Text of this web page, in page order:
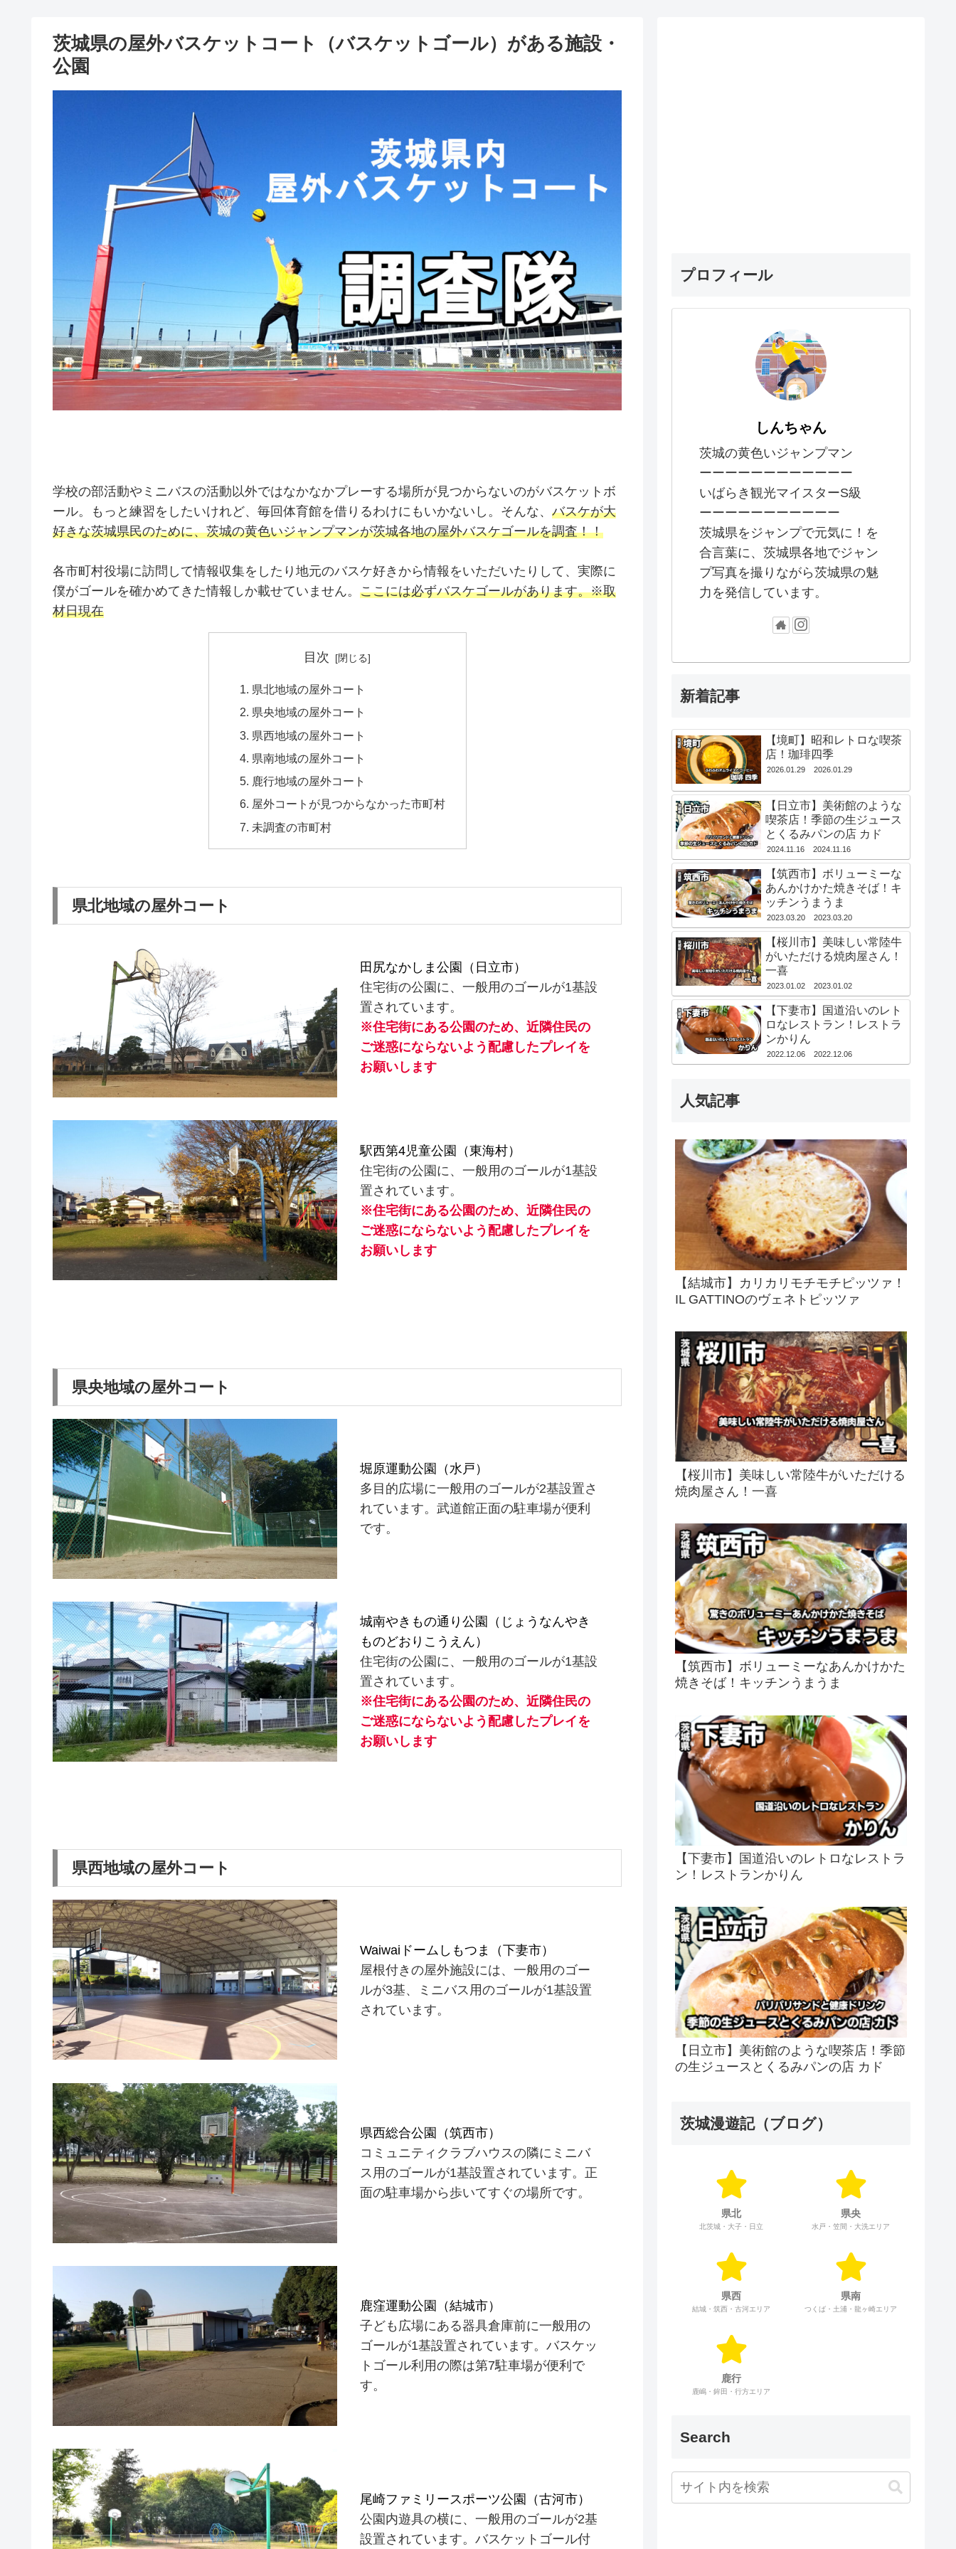
茨城県の屋外バスケットコート（バスケットゴール）がある施設・
公園
学校の部活動やミニバスの活動以外ではなかなかプレーする場所が見つからないのがバスケットボ
ール。もっと練習をしたいけれど、毎回体育館を借りるわけにもいかないし。そんな、 バスケが大
好きな茨城県民のために、茨城の黄色いジャンプマンが茨城各地の屋外バスケゴールを調査！！
各市町村役場に訪問して情報収集をしたり地元のバスケ好きから情報をいただいたりして、実際に
僕がゴールを確かめてきた情報しか載せていません。 ここには必ずバスケゴールがあります。※取
材日現在
目次
県北地域の屋外コート
県央地域の屋外コート
県西地域の屋外コート
県南地域の屋外コート
鹿行地域の屋外コート
屋外コートが見つからなかった市町村
未調査の市町村
県北地域の屋外コート
田尻なかしま公園（日立市）
住宅街の公園に、一般用のゴールが1基設
置されています。
※住宅街にある公園のため、近隣住民の
ご迷惑にならないよう配慮したプレイを
お願いします
駅西第4児童公園（東海村）
住宅街の公園に、一般用のゴールが1基設
置されています。
※住宅街にある公園のため、近隣住民の
ご迷惑にならないよう配慮したプレイを
お願いします
県央地域の屋外コート
堀原運動公園（水戸）
多目的広場に一般用のゴールが2基設置さ
れています。武道館正面の駐車場が便利
です。
城南やきもの通り公園（じょうなんやき
ものどおりこうえん）
住宅街の公園に、一般用のゴールが1基設
置されています。
※住宅街にある公園のため、近隣住民の
ご迷惑にならないよう配慮したプレイを
お願いします
県西地域の屋外コート
Waiwaiドームしもつま（下妻市）
屋根付きの屋外施設には、一般用のゴー
ルが3基、ミニバス用のゴールが1基設置
されています。
県西総合公園（筑西市）
コミュニティクラブハウスの隣にミニバ
ス用のゴールが1基設置されています。正
面の駐車場から歩いてすぐの場所です。
鹿窪運動公園（結城市）
子ども広場にある器具倉庫前に一般用の
ゴールが1基設置されています。バスケッ
トゴール利用の際は第7駐車場が便利で
す。
尾崎ファミリースポーツ公園（古河市）
公園内遊具の横に、一般用のゴールが2基
設置されています。バスケットゴール付
プロフィール
しんちゃん
茨城の黄色いジャンプマン
ーーーーーーーーーーーー
いばらき観光マイスターS級
ーーーーーーーーーーー
茨城県をジャンプで元気に！を
合言葉に、茨城県各地でジャン
プ写真を撮りながら茨城県の魅
力を発信しています。
新着記事
【境町】昭和レトロな喫茶
店！珈琲四季
2026.01.29 2026.01.29
【日立市】美術館のような
喫茶店！季節の生ジュース
とくるみパンの店 カド
2024.11.16 2024.11.16
【筑西市】ボリューミーな
あんかけかた焼きそば！キ
ッチンうまうま
2023.03.20 2023.03.20
【桜川市】美味しい常陸牛
がいただける焼肉屋さん！
一喜
2023.01.02 2023.01.02
【下妻市】国道沿いのレト
ロなレストラン！レストラ
ンかりん
2022.12.06 2022.12.06
人気記事
【結城市】カリカリモチモチピッツァ！
IL GATTINOのヴェネトピッツァ
【桜川市】美味しい常陸牛がいただける
焼肉屋さん！一喜
【筑西市】ボリューミーなあんかけかた
焼きそば！キッチンうまうま
【下妻市】国道沿いのレトロなレストラ
ン！レストランかりん
【日立市】美術館のような喫茶店！季節
の生ジュースとくるみパンの店 カド
茨城漫遊記（ブログ）
県北
北茨城・大子・日立
県央
水戸・笠間・大洗エリア
県西
結城・筑西・古河エリア
県南
つくば・土浦・龍ヶ崎エリア
鹿行
鹿嶋・鉾田・行方エリア
Search